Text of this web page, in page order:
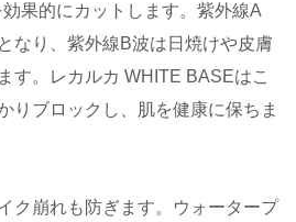
果的にカットします。紫外線A
なり、紫外線B波は日焼けや皮膚
す。レカルカ WHITE BASEはこ
りブロックし、肌を健康に保ちま
ク崩れも防ぎます。ウォータープ